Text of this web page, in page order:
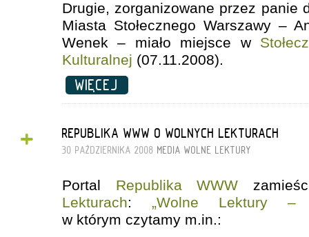
Drugie, zorganizowane przez panie
Miasta Stołecznego Warszawy –
Wenek – miało miejsce w
Kulturalnej (07.11.2008).
WIĘCEJ
+ REPUBLIKA WWW O WOLNYCH LEKTURACH
30 PAŹDZIERNIKA 2008 MEDIA WOLNE LEKTURY
Portal Republika WWW
Lekturach: „Wolne Lektury
w którym czytamy m.in.: